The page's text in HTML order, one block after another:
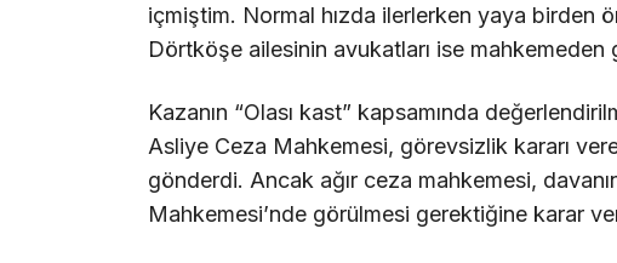
içmiştim. Normal hızda ilerlerken yaya birden
Dörtköşe ailesinin avukatları ise
Kazanın “Olası kast” kapsamında
Asliye Ceza Mahkemesi, görevsizlik kararı
gönderdi. Ancak ağır ceza mahkemesi,
Mahkemesi’nde görülmesi gerektiğine karar